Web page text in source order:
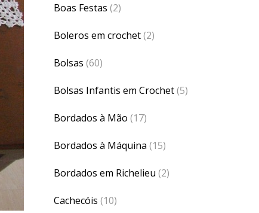
Boas Festas (2)
Boleros em crochet(2)
Bolsas (60)
Bolsas Infantis em Crochet(5)
Bordados à Mão (17)
Bordados à Máquina (15)
Bordados em Richelieu (2)
Cachecóis (10)